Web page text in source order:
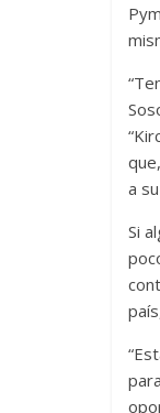
a
Si